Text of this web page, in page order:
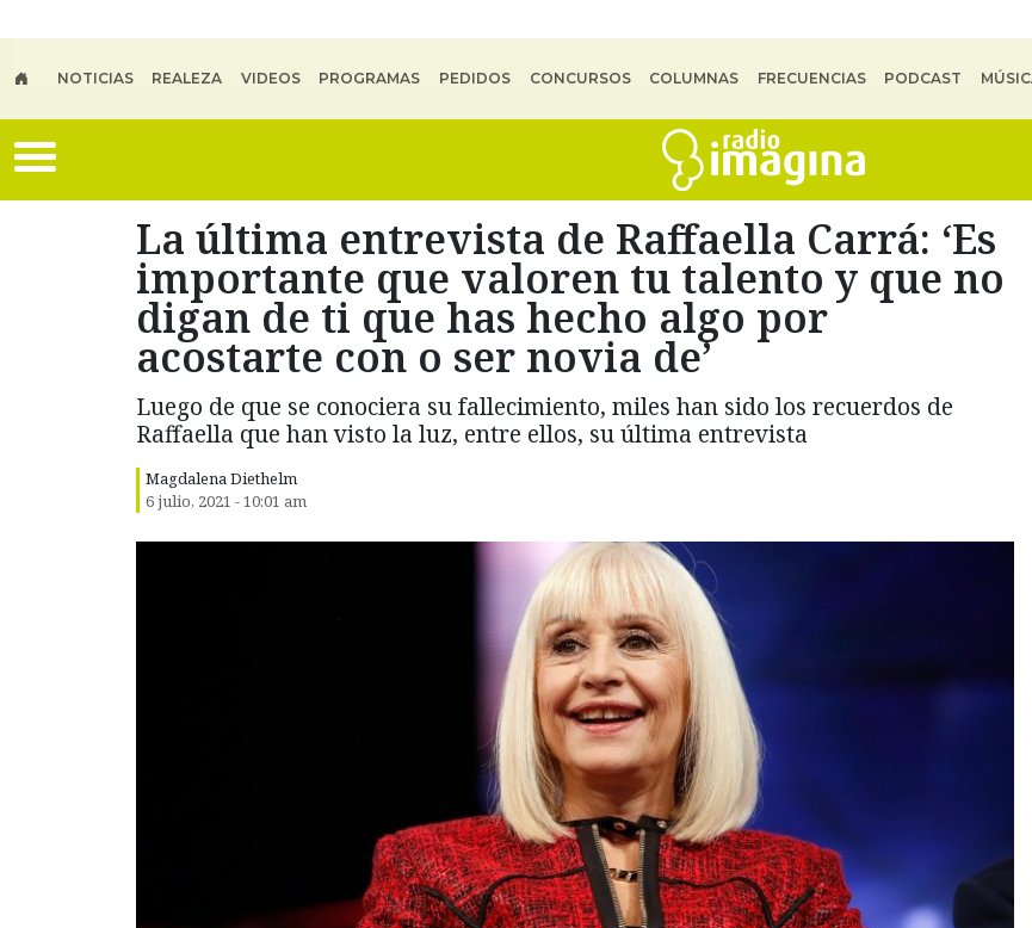
NOTICIAS REALEZA VIDEOS PROGRAMAS PEDIDOS CONCURSOS COLUMNAS FRECUENCIAS PODCAST
La última entrevista de Raffaella Carrá: ‘Es
importante que valoren tu talento y que no
digan de ti que has hecho algo por
acostarte con o ser novia de’
Luego de que se conociera su fallecimiento, miles han sido los recuerdos de
Raffaella que han visto la luz, entre ellos, su última entrevista
Magdalena Diethelm
6 julio, 2021 - 10:01 am